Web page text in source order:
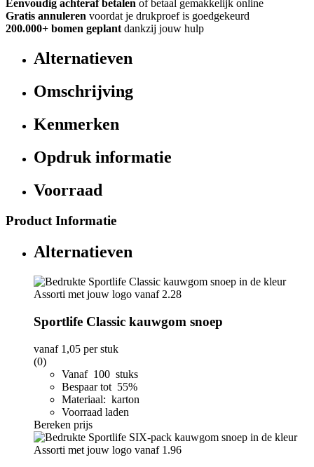
Eenvoudig achteraf betalen of betaal gemakkelijk online
Gratis annuleren voordat je drukproef is goedgekeurd
200.000+ bomen geplant dankzij jouw hulp
Alternatieven
Omschrijving
Kenmerken
Opdruk informatie
Voorraad
Product Informatie
Alternatieven
Sportlife Classic kauwgom snoep
vanaf 1,05 per stuk
(0)
Vanaf 100 stuks
Bespaar tot 55%
Materiaal: karton
Voorraad laden
Bereken prijs